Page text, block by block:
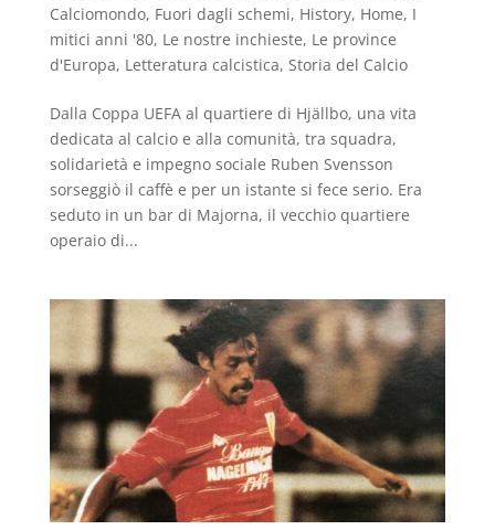
Calciomondo, Fuori dagli schemi, History, Home, I
mitici anni '80, Le nostre inchieste, Le province
d'Europa, Letteratura calcistica, Storia del Calcio
Dalla Coppa UEFA al quartiere di Hjällbo, una vita
dedicata al calcio e alla comunità, tra squadra,
solidarietà e impegno sociale Ruben Svensson
sorseggiò il caffè e per un istante si fece serio. Era
seduto in un bar di Majorna, il vecchio quartiere
operaio di...